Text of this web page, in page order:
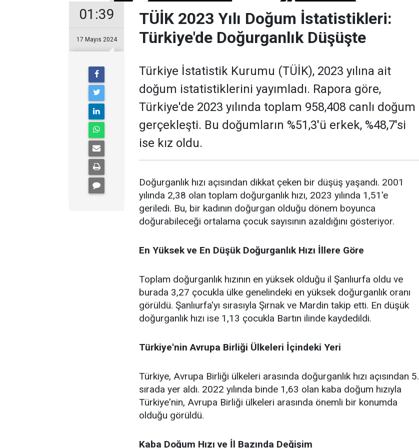
01:39
17 Mayıs 2024
TÜİK 2023 Yılı Doğum İstatistikleri:
Türkiye'de Doğurganlık Düşüşte
Türkiye İstatistik Kurumu (TÜİK), 2023 yılına ait
doğum istatistiklerini yayımladı. Rapora göre,
Türkiye'de 2023 yılında toplam 958,408 canlı doğum
gerçekleşti. Bu doğumların %51,3'ü erkek, %48,7'si
ise kız oldu.
Doğurganlık hızı açısından dikkat çeken bir düşüş yaşandı. 2001
yılında 2,38 olan toplam doğurganlık hızı, 2023 yılında 1,51'e
geriledi. Bu, bir kadının doğurgan olduğu dönem boyunca
doğurabileceği ortalama çocuk sayısının azaldığını gösteriyor.
En Yüksek ve En Düşük Doğurganlık Hızı İllere Göre
Toplam doğurganlık hızının en yüksek olduğu il Şanlıurfa oldu ve
burada 3,27 çocukla ülke genelindeki en yüksek doğurganlık oranı
görüldü. Şanlıurfa'yı sırasıyla Şırnak ve Mardin takip etti. En düşük
doğurganlık hızı ise 1,13 çocukla Bartın ilinde kaydedildi.
Türkiye'nin Avrupa Birliği Ülkeleri İçindeki Yeri
Türkiye, Avrupa Birliği ülkeleri arasında doğurganlık hızı açısından 5.
sırada yer aldı. 2022 yılında binde 1,63 olan kaba doğum hızıyla
Türkiye'nin, Avrupa Birliği ülkeleri arasında önemli bir konumda
olduğu görüldü.
Kaba Doğum Hızı ve İl Bazında Değişim